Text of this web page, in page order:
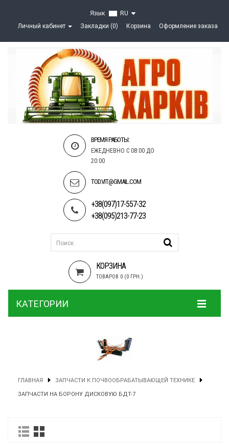
Язык
RU
Личный кабинет
Закладки (0) Корзина Оформление заказа
ВРЕМЯ РАБОТЫ:
ЕЖЕДНЕВНО С 08:00 ДО
20:00
TOD.VIT@GMAIL.COM
+38(097)17-557-32
+38(095)213-77-23
КОРЗИНА
ТОВАРОВ 0 (0 ГРН.)
КАТЕГОРИИ
ГЛАВНАЯ ЗАПЧАСТИ К ПОЧВООБРАБАТЫВАЮЩЕЙ ТЕХНИКЕ
ЗАПЧАСТИ НА БОРОНУ ДИСКОВУЮ БДТ-7